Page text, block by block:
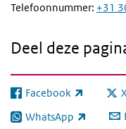
Telefoonnummer: +31
Deel deze
Facebook
(externe link)
WhatsApp
(externe link)